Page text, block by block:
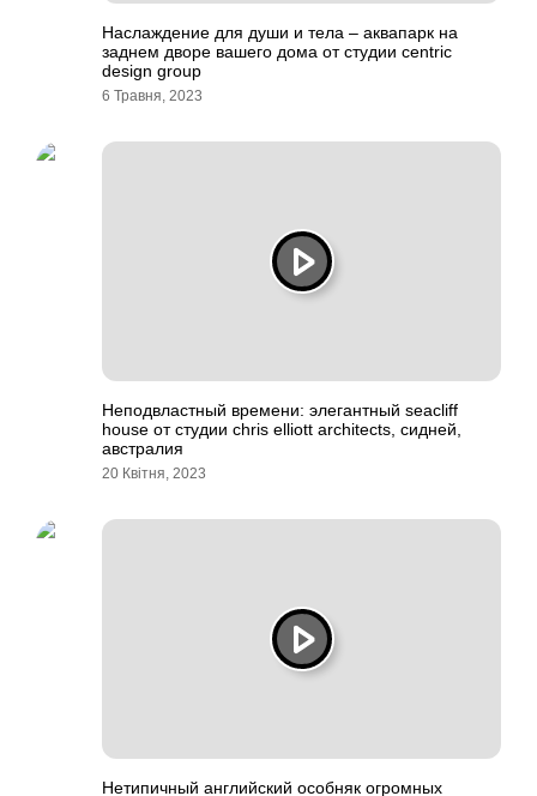
Наслаждение для души и тела – аквапарк на
заднем дворе вашего дома от студии centric
design group
6 Травня, 2023
Неподвластный времени: элегантный seacliff
house от студии chris elliott architects, сидней,
австралия
20 Квітня, 2023
Нетипичный английский особняк огромных